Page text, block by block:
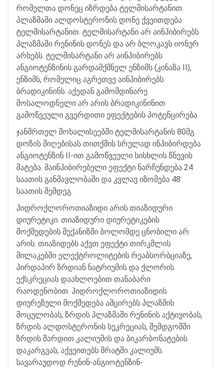
რომელთა დონეც იზრდება ტელმისარტანით.
პლაზმაში ალდოსტერონის დონე ქვეითდება
ტელმისარტანით. ტელმისარტანი არ აინჰიბირებს
პლაზმაში რენინის დონეს და არ ბლოკავს იონურ
არხებს. ტელმისარტანი არ აინჰიბირებს
ანგიოტენზინის გარდამქმნელ ენზიმს (კინაზა II),
ენზიმს, რომელიც აგრეთვე აინჰიბირებს
ბრადიკინინს. აქედან გამომდინარე
მოსალოდნელი არ არის ბრადიკინინით
გამოწვეული გვერდითი ეფექტების პოტენცირება.
ჯანმრთელ მოხალისეებში ტელმისარტანის 80მგ
დოზის მიღებისას თითქმის სრულად ინჰიბირდება
ანგიოტენზინ II-ით გამოწვეული სისხლის წნევის
მატება. მაინჰიბირებელი ეფექტი ნარჩუნდება 24
საათის განმავლობაში და კვლავ იზომება 48
საათის შემდეგ.
ჰიდროქლოროთიაზიდი არის თიაზიდური
დიურეტიკი. თიაზიდური დიურეტიკების
მოქმედების მექანიზმი ბოლომდე ცნობილი არ
არის. თიაზიდებს აქვთ ეფექტი თირკმლის
მილაკებში ელექტროლიტების რეაბსორბციაზე,
პირდაპირ ზრდიან ნატრიუმის და ქლორის
ექსკრეციას დაახლოებით თანაბარი
რაოდენობით. ჰიდროქლოროთიაზიდის
დიურეზული მოქმედება ამცირებს პლაზმის
მოცულობას, ზრდის პლაზმაში რენინის აქტივობას,
ზრდის ალდოსტერონის სეკრეციას, შემდგომში
ზრდის შარდით კალიუმის და ბიკარბონატების
დაკარგვას, აქვეითებს შრატში კალიუმს.
სავარაუდოდ რენინ-ანგიოტენზინ-